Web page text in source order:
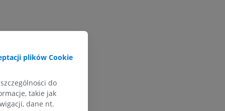
plików Cookie
do
takie jak
dane nt.